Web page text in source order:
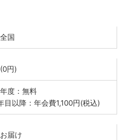
国
円)
年度：無料
目以降：年会費1,100円(税込)
届け